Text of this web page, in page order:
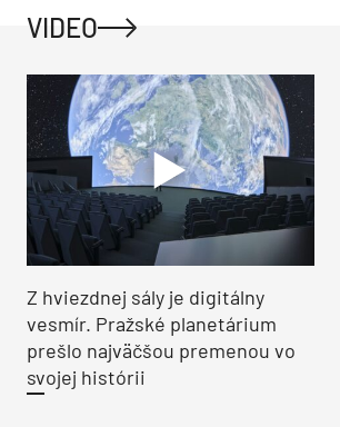
VIDEO
Z hviezdnej sály je digitálny
vesmír. Pražské planetárium
prešlo najväčšou premenou vo
svojej histórii